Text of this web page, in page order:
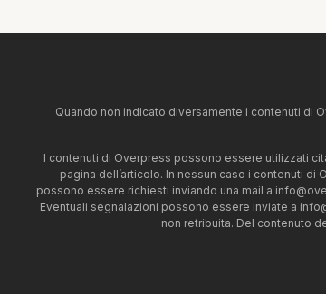
Quando non indicato diversamente i contenuti di
I contenuti di Overpress possono essere utilizzati
pagina dell’articolo. In nessun caso i contenuti
possono essere richiesti inviando una mail a
Eventuali segnalazioni possono essere inviate a
non retribuita. Del contenuto